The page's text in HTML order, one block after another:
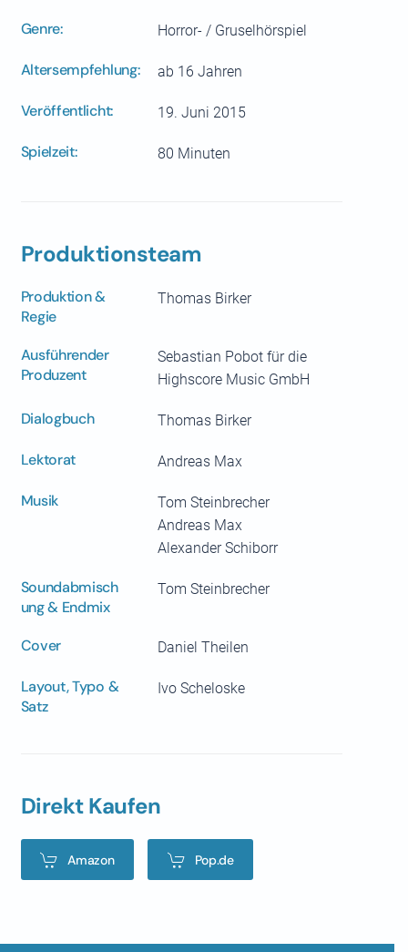
Genre: Horror- / Gruselhörspiel
Altersempfehlung: ab 16 Jahren
Veröffentlicht: 19. Juni 2015
Spielzeit: 80 Minuten
Produktionsteam
Produktion &
Regie
Thomas Birker
Ausführender
Produzent
Sebastian Pobot für die
Highscore Music GmbH
Dialogbuch Thomas Birker
Lektorat Andreas Max
Musik
Tom Steinbrecher
Andreas Max
Alexander Schiborr
Soundabmisch
ung & Endmix
Tom Steinbrecher
Cover Daniel Theilen
Layout, Typo &
Satz
Ivo Scheloske
Direkt Kaufen
Amazon Pop.de